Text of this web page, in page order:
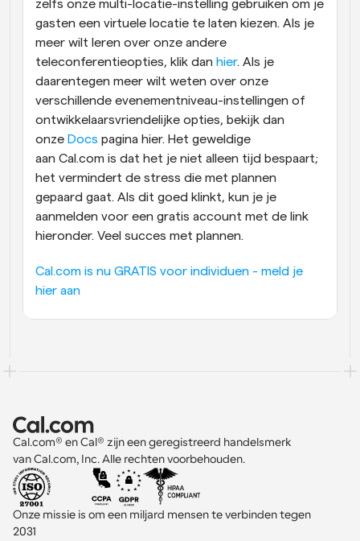
zelfs onze multi-locatie-instelling gebruiken om je
gasten een virtuele locatie te laten kiezen. Als je
meer wilt leren over onze andere
teleconferentieopties, klik dan hier. Als je
daarentegen meer wilt weten over onze
verschillende evenementniveau-instellingen of
ontwikkelaarsvriendelijke opties, bekijk dan
onze Docs pagina hier. Het geweldige
aan Cal.com is dat het je niet alleen tijd bespaart;
het vermindert de stress die met plannen
gepaard gaat. Als dit goed klinkt, kun je je
aanmelden voor een gratis account met de link
hieronder. Veel succes met plannen.
Cal.com is nu GRATIS voor individuen - meld je
hier aan
Cal.com® en Cal® zijn een geregistreerd handelsmerk
van Cal.com, Inc. Alle rechten voorbehouden.
Onze missie is om een miljard mensen te verbinden tegen
2031